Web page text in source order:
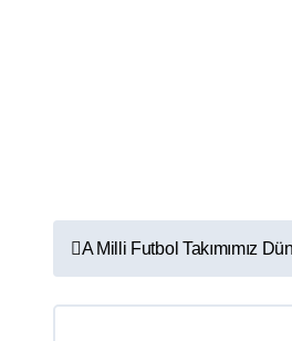
Y
a
A Milli Futbol Takımımız